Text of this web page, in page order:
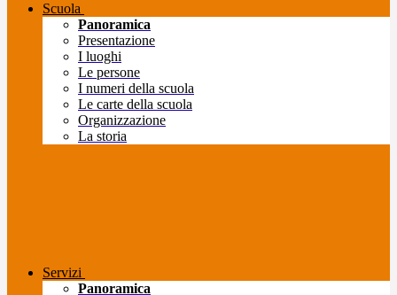
Scuola
Panoramica
Presentazione
I luoghi
Le persone
I numeri della scuola
Le carte della scuola
Organizzazione
La storia
Servizi
Panoramica